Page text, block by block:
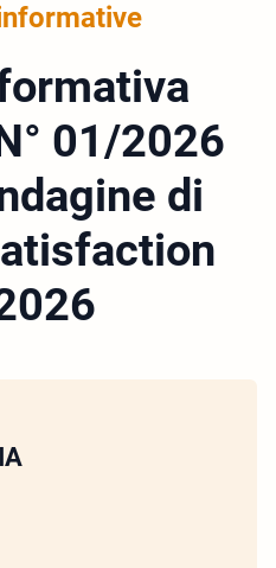
01/2026
di